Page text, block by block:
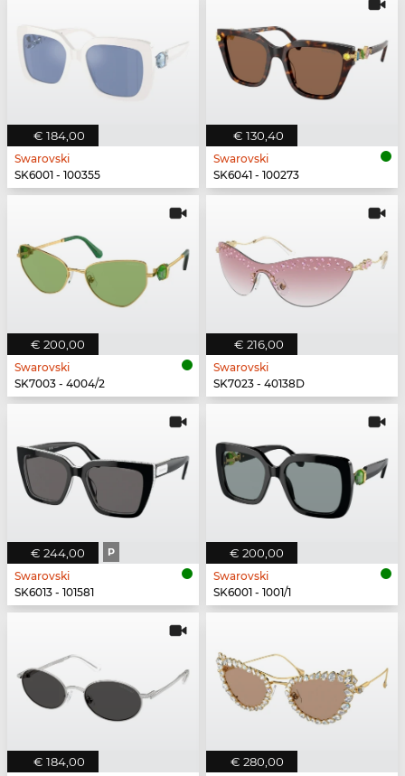
€ 184,00
Swarovski
SK6001 - 100355
€ 130,40
Swarovski
SK6041 - 100273
€ 200,00
Swarovski
SK7003 - 4004/2
€ 216,00
Swarovski
SK7023 - 40138D
€ 244,00 P
Swarovski
SK6013 - 101581
€ 200,00
Swarovski
SK6001 - 1001/1
€ 184,00 € 280,00